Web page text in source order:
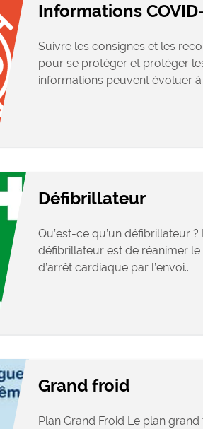
Informations
Suivre les consignes et les
pour se protéger et protéger
informations peuvent évoluer à
Défibrillateur
Qu’est-ce qu’un défibrillateur ?
défibrillateur est de réanimer
d’arrêt cardiaque par l’envoi...
Grand froid
Plan Grand Froid Le plan